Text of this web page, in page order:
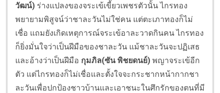
วัฒน์) ร่างแปลงของจระเข้เขี้ยวเพชรตัวนั้น ไกรทอง
พยายามพิสูจน์ว่าชาละวันไม่ใช่คน แต่ตะเภาทองก็ไม่
เชื่อ แถมยังเกิดเหตุการณ์จระเข้อาละวาดกินคน ไกรทอง
ก็ยิ่งมั่นใจว่าเป็นฝีมือของชาละวัน แม้ชาละวันจะปฏิเสธ
และอ้างว่าเป็นฝีมือ กุมภิล(ซัน พิชยดนย์) พญาจระเข้อีก
ตัว แต่ไกรทองก็ไม่เชื่อและตั้งใจจะกระชากหน้ากากชา
ละวันเพื่อปกป้องชาวบ้านและเอาชนะในศึกรักของตนที่มี